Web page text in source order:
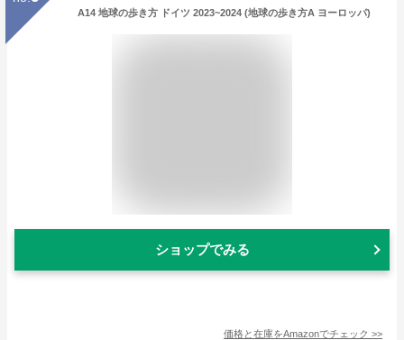
A14 地球の歩き方 ドイツ 2023~2024 (地球の歩き方A ヨーロッパ)
ショップでみる
価格と在庫をAmazonでチェック >>